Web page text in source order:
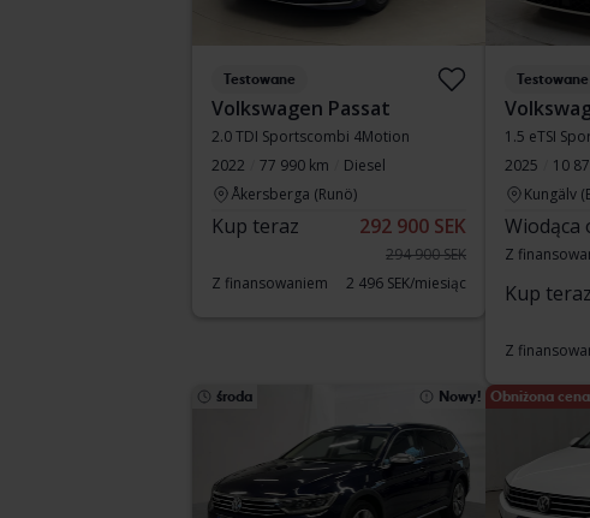
Testowane
Volkswagen Passat
2.0 TDI Sportscombi 4Motion
2022
77 990 km
Diesel
Åkersberga (Runö)
Kup teraz 292 900 SEK
294 900 SEK
Z finansowaniem
2 496 SEK/miesiąc
Testowane
1.5 eTSI
2025
10
Kungälv
Wiodąca
Z
Kup teraz
Z
środa Nowy! Obniżona cena